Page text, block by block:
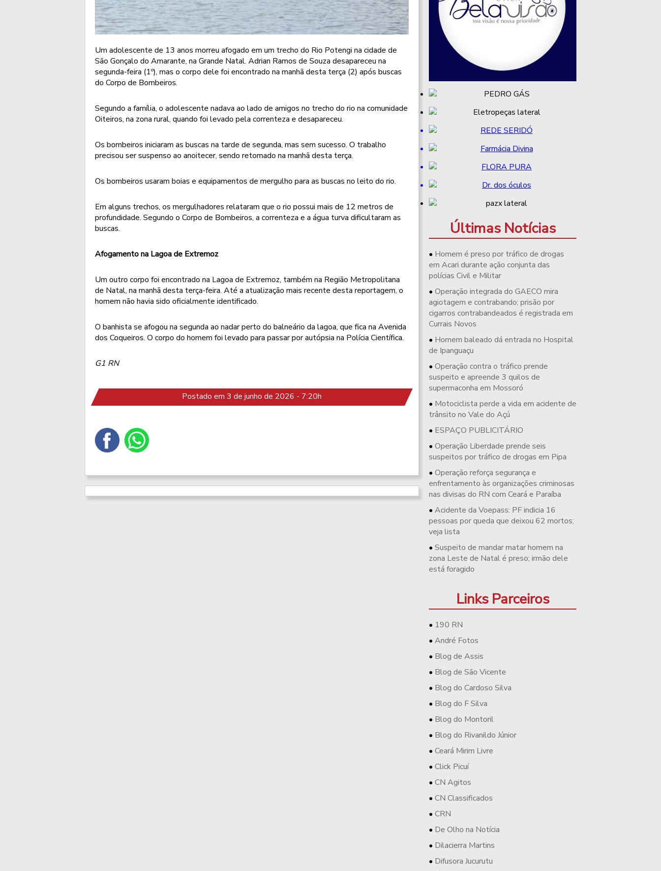
Um adolescente de 13 anos morreu afogado em um trecho do Rio Potengi na cidade de
São Gonçalo do Amarante, na Grande Natal. Adrian Ramos de Souza desapareceu na
segunda-feira (1º), mas o corpo dele foi encontrado na manhã desta terça (2) após buscas
do Corpo de Bombeiros.
Segundo a família, o adolescente nadava ao lado de amigos no trecho do rio na comunidade
Oiteiros, na zona rural, quando foi levado pela correnteza e desapareceu.
Os bombeiros iniciaram as buscas na tarde de segunda, mas sem sucesso. O trabalho
precisou ser suspenso ao anoitecer, sendo retomado na manhã desta terça.
Os bombeiros usaram boias e equipamentos de mergulho para as buscas no leito do rio.
Em alguns trechos, os mergulhadores relataram que o rio possui mais de 12 metros de
profundidade. Segundo o Corpo de Bombeiros, a correnteza e a água turva dificultaram as
buscas.
Afogamento na Lagoa de Extremoz
Um outro corpo foi encontrado na Lagoa de Extremoz, também na Região Metropolitana
de Natal, na manhã desta terça-feira. Até a atualização mais recente desta reportagem, o
homem não havia sido oficialmente identificado.
O banhista se afogou na segunda ao nadar perto do balneário da lagoa, que fica na Avenida
dos Coqueiros. O corpo do homem foi levado para passar por autópsia na Polícia Científica.
G1 RN
Postado em 3 de junho de 2026 - 7:20h
Últimas Notícias
Homem é preso por tráfico de drogas
em Acari durante ação conjunta das
polícias Civil e Militar
Operação integrada do GAECO mira
agiotagem e contrabando; prisão por
cigarros contrabandeados é registrada em
Currais Novos
Homem baleado dá entrada no Hospital
de Ipanguaçu
Operação contra o tráfico prende
suspeito e apreende 3 quilos de
supermaconha em Mossoró
Motociclista perde a vida em acidente de
trânsito no Vale do Açú
ESPAÇO PUBLICITÁRIO
Operação Liberdade prende seis
suspeitos por tráfico de drogas em Pipa
Operação reforça segurança e
enfrentamento às organizações criminosas
nas divisas do RN com Ceará e Paraíba
Acidente da Voepass: PF indicia 16
pessoas por queda que deixou 62 mortos;
veja lista
Suspeito de mandar matar homem na
zona Leste de Natal é preso; irmão dele
está foragido
Links Parceiros
190 RN
André Fotos
Blog de Assis
Blog de São Vicente
Blog do Cardoso Silva
Blog do F Silva
Blog do Montoril
Blog do Rivanildo Júnior
Ceará Mirim Livre
Click Picuí
CN Agitos
CN Classificados
CRN
De Olho na Notícia
Dilacierra Martins
Difusora Jucurutu